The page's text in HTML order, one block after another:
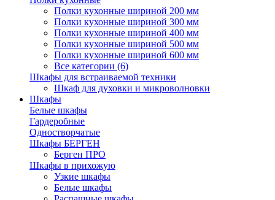
Полки кухонные шириной 200 мм
Полки кухонные шириной 300 мм
Полки кухонные шириной 400 мм
Полки кухонные шириной 500 мм
Полки кухонные шириной 600 мм
Все категории (6)
Шкафы для встраиваемой техники
Шкаф для духовки и микроволновки
Шкафы
Белые шкафы
Гардеробные
Одностворчатые
Шкафы БЕРГЕН
Берген ПРО
Шкафы в прихожую
Узкие шкафы
Белые шкафы